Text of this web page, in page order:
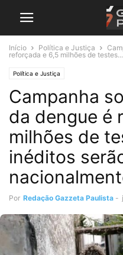
Início Política e Justiça
reforçada e 6,5 milhões de testes...
Política e Justiça
Campanha
da dengue é
milhões de
inéditos
Por Redação Gazzeta Paulista -